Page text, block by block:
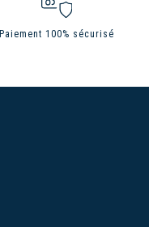
Paiement 100% sécurisé